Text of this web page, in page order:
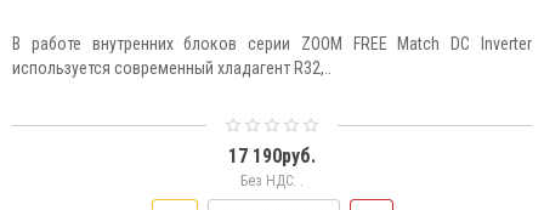
В работе внутренних блоков серии ZOOM FREE Match DC Inverter
используется современный хладагент R32,..
17 190руб.
Без НДС: .